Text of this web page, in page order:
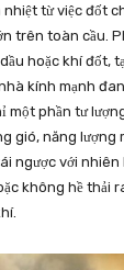
từ việc đốt
trên toàn cầu.
hoặc khí đốt,
kính mạnh
một phần tư
gió, năng lượng
ngược với
không hề thải